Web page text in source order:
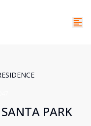
PARK